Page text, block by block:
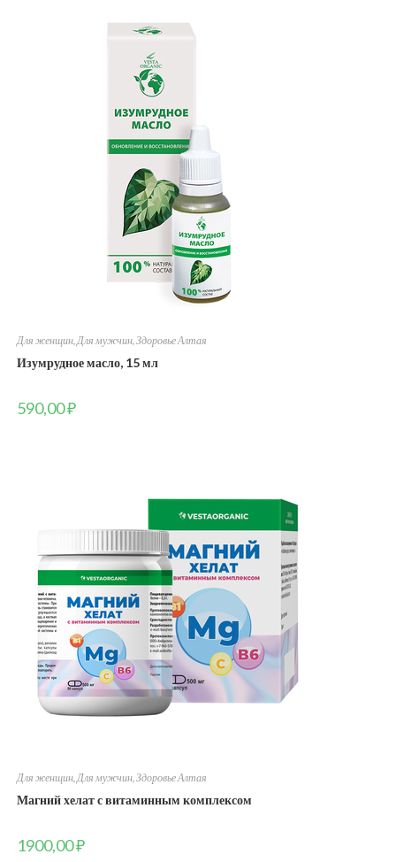
Для женщин,Для мужчин,Здоровье Алтая
Изумрудное масло, 15 мл
590,00₽
Для женщин, Для мужчин, Здоровье Алтая
Магний хелат с витаминным комплексом
1900,00₽